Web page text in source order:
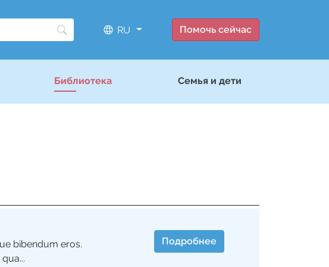
RU Помочь сейчас
Библиотека Семья и дети
bibendum eros.
Подробнее